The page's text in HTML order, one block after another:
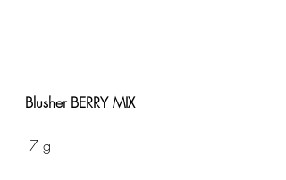
Blusher BERRY MIX
7 g